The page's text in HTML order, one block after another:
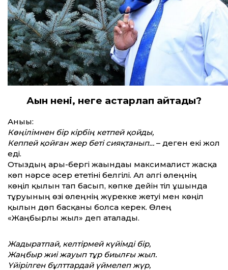
Ақын нені, неге астарлап айтады?
Анығы:
Көңілімнен бір кірбің кетпей қойды,
Кеппей қойған жер беті сияқтанып… – деген екі жол
еді.
Отыздың арғы-бергі жағындағы максималист жасқа
көп нәрсе әсер ететіні белгілі. Ал әлгі өлеңнің
көңіл қылын тап басып, көпке дейін тіл ұшында
тұруының өзі өлеңнің жүрекке жетуі мен көңіл
қылын дөп басқаны болса керек. Өлең
«Жаңбырлы жыл» деп аталады.
Жадыратпай, келтірмей күйімді бір,
Жаңбыр жиі жауып тұр биылғы жыл.
Үйірілген бұлт­тардай үймелеп жүр,